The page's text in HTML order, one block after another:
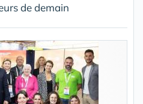
de demain